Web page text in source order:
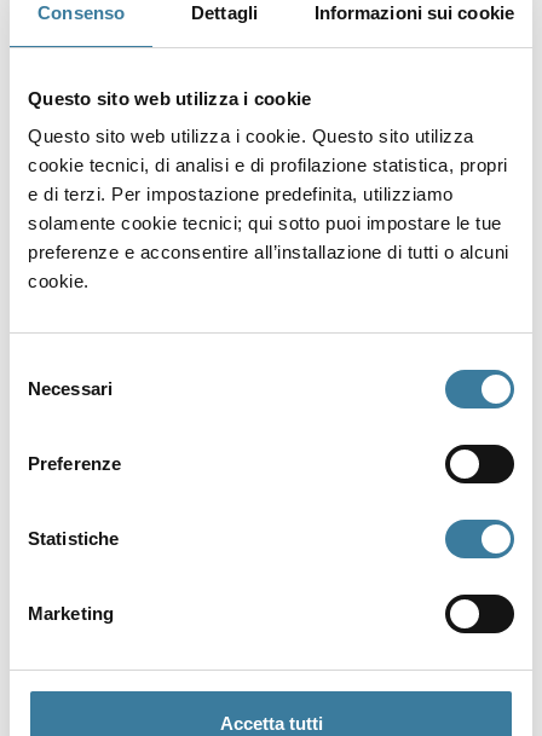
Consenso Dettagli Informazioni sui cookie
Questo sito web utilizza i cookie
Questo sito web utilizza i cookie. Questo sito utilizza
cookie tecnici, di analisi e di profilazione statistica, propri
e di terzi. Per impostazione predefinita, utilizziamo
solamente cookie tecnici; qui sotto puoi impostare le tue
preferenze e acconsentire all’installazione di tutti o alcuni
cookie.
delNecessari
Preferenze
Statistiche
Marketing
Accetta tutti